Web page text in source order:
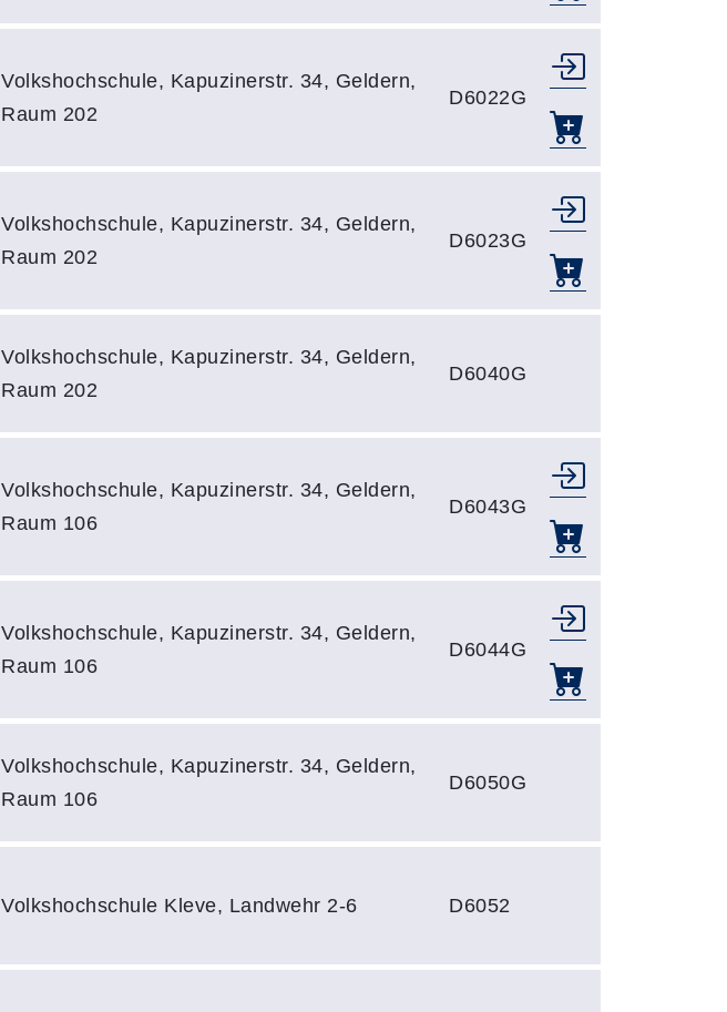
Volkshochschule, Kapuzinerstr. 34, Geldern,
Raum 202
D6022G
Volkshochschule, Kapuzinerstr. 34, Geldern,
Raum 202
D6023G
Volkshochschule, Kapuzinerstr. 34, Geldern,
Raum 202
D6040G
Volkshochschule, Kapuzinerstr. 34, Geldern,
Raum 106
D6043G
Volkshochschule, Kapuzinerstr. 34, Geldern,
Raum 106
D6044G
Volkshochschule, Kapuzinerstr. 34, Geldern,
Raum 106
D6050G
Volkshochschule Kleve, Landwehr 2-6 D6052